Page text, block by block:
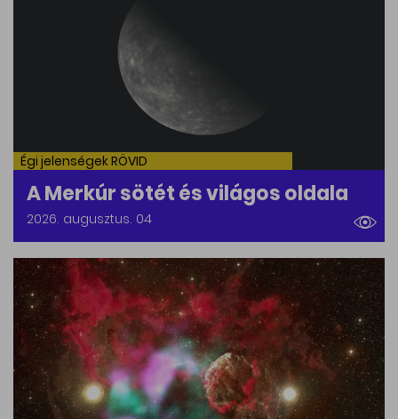
Égi jelenségek RÖVID
A Merkúr sötét és világos oldala
2026. augusztus. 04